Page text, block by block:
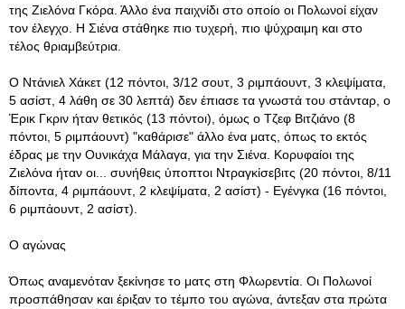
της Ζιελόνα Γκόρα. Άλλο ένα παιχνίδι στο οποίο οι Πολωνοί είχαν
τον έλεγχο. Η Σιένα στάθηκε πιο τυχερή, πιο ψύχραιμη και στο
τέλος θριαμβεύτρια.
O Ντάνιελ Χάκετ (12 πόντοι, 3/12 σουτ, 3 ριμπάουντ, 3 κλεψίματα,
5 ασίστ, 4 λάθη σε 30 λεπτά) δεν έπιασε τα γνωστά του στάνταρ, ο
Έρικ Γκριν ήταν θετικός (13 πόντοι), όμως ο Τζεφ Βιτζιάνο (8
πόντοι, 5 ριμπάουντ) "καθάρισε" άλλο ένα ματς, όπως το εκτός
έδρας με την Ουνικάχα Μάλαγα, για την Σιένα. Κορυφαίοι της
Ζιελόνα ήταν οι... συνήθεις ύποπτοι Ντραγκίσεβιτς (20 πόντοι, 8/11
δίποντα, 4 ριμπάουντ, 2 κλεψίματα, 2 ασίστ) - Εγένγκα (16 πόντοι,
6 ριμπάουντ, 2 ασίστ).
Ο αγώνας
Όπως αναμενόταν ξεκίνησε το ματς στη Φλωρεντία . Οι Πολωνοί
προσπάθησαν και έριξαν το τέμπο του αγώνα, άντεξαν στα πρώτα